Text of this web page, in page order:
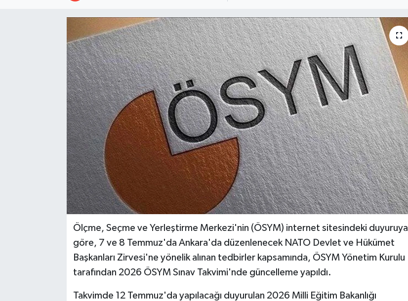
Ölçme, Seçme ve Yerleştirme Merkezi'nin (ÖSYM) internet sitesindeki duyuruya
göre, 7 ve 8 Temmuz'da Ankara'da düzenlenecek NATO Devlet ve Hükümet
Başkanları Zirvesi'ne yönelik alınan tedbirler kapsamında, ÖSYM Yönetim Kurulu
tarafından 2026 ÖSYM Sınav Takvimi'nde güncelleme yapıldı.
Takvimde 12 Temmuz'da yapılacağı duyurulan 2026 Milli Eğitim Bakanlığı